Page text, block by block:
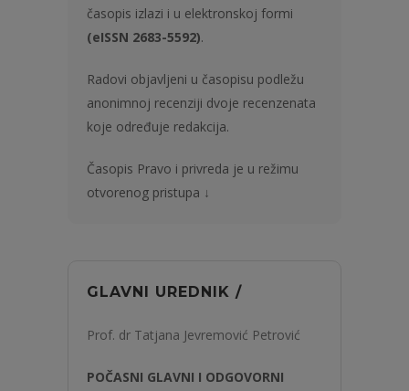
časopis izlazi i u elektronskoj formi
(eISSN 2683-5592).
Radovi objavljeni u časopisu podležu
anonimnoj recenziji dvoje recenzenata
koje određuje redakcija.
Časopis Pravo i privreda je u režimu
otvorenog pristupa ↓
GLAVNI UREDNIK /
Prof. dr Tatjana Jevremović Petrović
POČASNI GLAVNI I ODGOVORNI